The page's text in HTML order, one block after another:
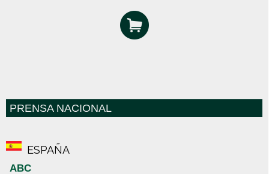
PRENSA NACIONAL
ESPAÑA
ABC